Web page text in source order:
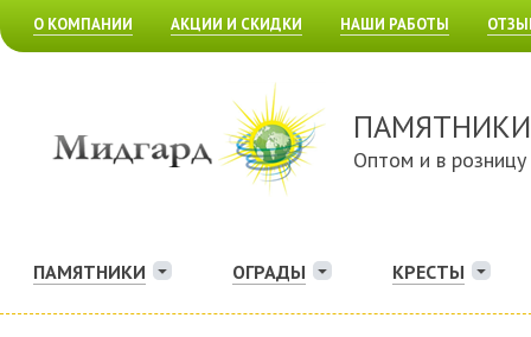
О КОМПАНИИ АКЦИИ И СКИДКИ НАШИ РАБОТЫ
ПАМЯТНИКИ
Оптом и в розницу
ПАМЯТНИКИ ОГРАДЫ КРЕСТЫ